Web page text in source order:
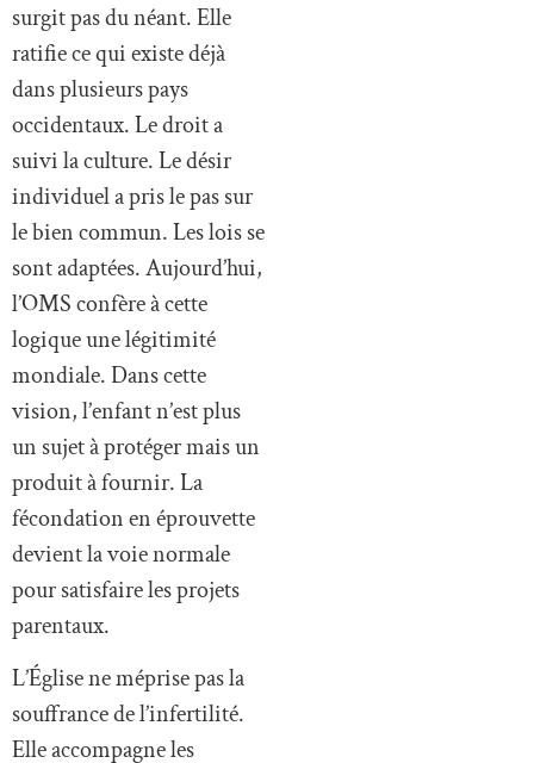
surgit pas du néant. Elle
ratifie ce qui existe déjà
dans plusieurs pays
occidentaux. Le droit a
suivi la culture. Le désir
individuel a pris le pas sur
le bien commun. Les lois se
sont adaptées. Aujourd’hui,
l’OMS confère à cette
logique une légitimité
mondiale. Dans cette
vision, l’enfant n’est plus
un sujet à protéger mais un
produit à fournir. La
fécondation en éprouvette
devient la voie normale
pour satisfaire les projets
parentaux.
L’Église ne méprise pas la
souffrance de l’infertilité.
Elle accompagne les